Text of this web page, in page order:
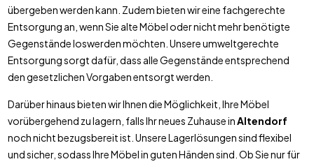
übergeben werden kann. Zudem bieten wir eine fachgerechte
Entsorgung an, wenn Sie alte Möbel oder nicht mehr benötigte
Gegenstände loswerden möchten. Unsere umweltgerechte
Entsorgung sorgt dafür, dass alle Gegenstände entsprechend
den gesetzlichen Vorgaben entsorgt werden.
Darüber hinaus bieten wir Ihnen die Möglichkeit, Ihre Möbel
vorübergehend zu lagern, falls Ihr neues Zuhause inAltendorf
noch nicht bezugsbereit ist. Unsere Lagerlösungen sind flexibel
und sicher, sodass Ihre Möbel in guten Händen sind. Ob Sie nur für